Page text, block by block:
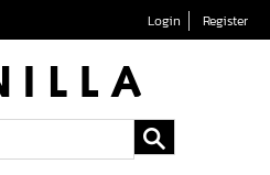
Login Register